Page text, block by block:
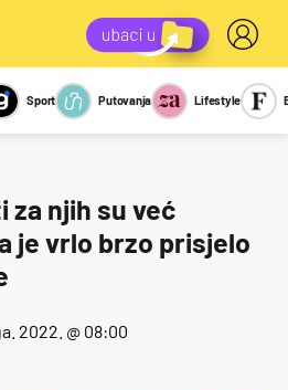
Kviz
Report
Sport Putovanja Lifestyle
za njih su već
je vrlo brzo prisjelo
2022. @ 08:00